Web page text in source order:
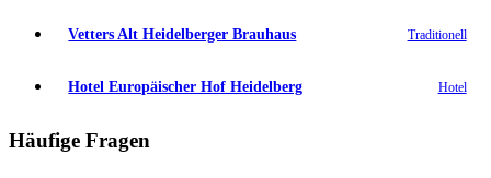
Vetters Alt Heidelberger Brauhaus Traditionell
Hotel Europäischer Hof Heidelberg Hotel
Häufige Fragen